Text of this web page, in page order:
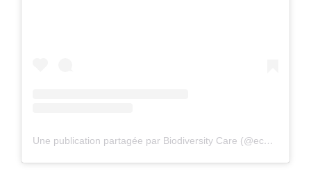
Une publication partagée par Biodiversity Care (@eco.volontaire)